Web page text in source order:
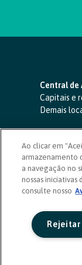
Central
Capitais e
Demais
SAC 24
Ouvidoria
0800 725
Ao clicar em
armazenamento
a navegação no
nossas iniciativas
consulte nosso